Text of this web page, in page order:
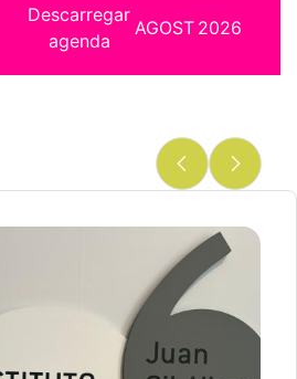
Descarregar
agenda
AGOST 2026